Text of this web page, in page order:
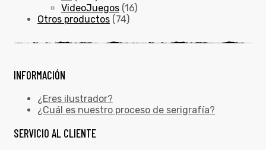
VideoJuegos (16)
Otros productos (74)
INFORMACIÓN
¿Eres ilustrador?
¿Cuál es nuestro proceso de serigrafía?
SERVICIO AL CLIENTE